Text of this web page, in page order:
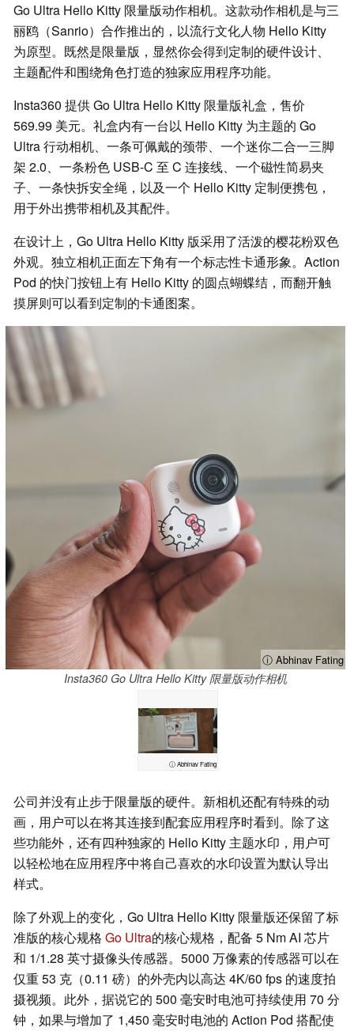
Go Ultra Hello Kitty 限量版动作相机。这款动作相机是与三
丽鸥（Sanrio）合作推出的，以流行文化人物 Hello Kitty
为原型。既然是限量版，显然你会得到定制的硬件设计、
主题配件和围绕角色打造的独家应用程序功能。
Insta360 提供 Go Ultra Hello Kitty 限量版礼盒，售价
569.99 美元。礼盒内有一台以 Hello Kitty 为主题的 Go
Ultra 行动相机、一条可佩戴的颈带、一个迷你二合一三脚
架 2.0、一条粉色 USB-C 至 C 连接线、一个磁性简易夹
子、一条快拆安全绳，以及一个 Hello Kitty 定制便携包，
用于外出携带相机及其配件。
在设计上，Go Ultra Hello Kitty 版采用了活泼的樱花粉双色
外观。独立相机正面左下角有一个标志性卡通形象。Action
Pod 的快门按钮上有 Hello Kitty 的圆点蝴蝶结，而翻开触
摸屏则可以看到定制的卡通图案。
ⓘ Abhinav Fating
Insta360 Go Ultra Hello Kitty 限量版动作相机
ⓘ Abhinav Fating
公司并没有止步于限量版的硬件。新相机还配有特殊的动
画，用户可以在将其连接到配套应用程序时看到。除了这
些功能外，还有四种独家的 Hello Kitty 主题水印，用户可
以轻松地在应用程序中将自己喜欢的水印设置为默认导出
样式。
除了外观上的变化，Go Ultra Hello Kitty 限量版还保留了标
准版的核心规格 Go Ultra的核心规格，配备 5 Nm AI 芯片
和 1/1.28 英寸摄像头传感器。5000 万像素的传感器可以在
仅重 53 克（0.11 磅）的外壳内以高达 4K/60 fps 的速度拍
摄视频。此外，据说它的 500 毫安时电池可持续使用 70 分
钟，如果与增加了 1,450 毫安时电池的 Action Pod 搭配使